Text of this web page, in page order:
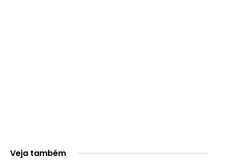
Veja também